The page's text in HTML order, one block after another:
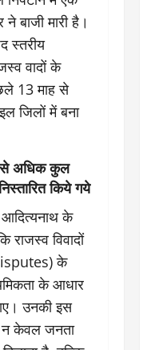
बाजी मारी है।
स्तरीय
वादों के
13 माह से
जिलों में बना
अधिक कुल
किये गये
आदित्यनाथ के
राजस्व विवादों
के
के आधार
उनकी इस
न केवल जनता